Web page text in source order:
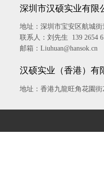
深圳市汉硕实业有限
地址： 深圳市宝安区航城
联系人：刘先生 139 2654
邮箱：Liuhuan@hansok.cn
汉硕实业（香港）有
地址：香港九龍旺角花園